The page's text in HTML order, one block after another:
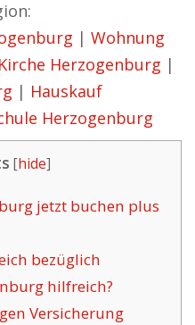
| Wohnung
Kirche Herzogenburg |
| Hauskauf
Herzogenburg
[hide]
jetzt buchen plus
bezüglich
hilfreich?
Versicherung